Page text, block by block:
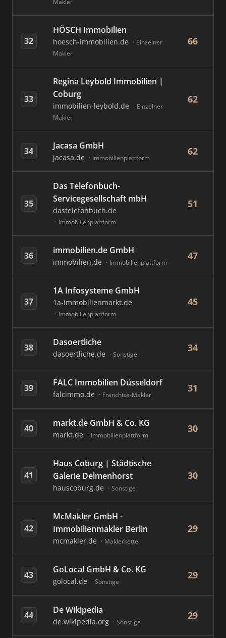
Makler
32
HÖSCH Immobilien
hoesch-immobilien.de
Einzelner
Makler
66
33
Regina Leybold Immobilien |
Coburg
immobilien-leybold.de
Einzelner
Makler
62
34 Jacasa GmbH
jacasa.de Immobilienplattform
62
35
Das Telefonbuch-
Servicegesellschaft mbH
dastelefonbuch.de
Immobilienplattform
51
36 immobilien.de GmbH
immobilien.de Immobilienplattform
47
37
1A Infosysteme GmbH
1a-immobilienmarkt.de
Immobilienplattform
45
38 Dasoertliche
dasoertliche.de Sonstige
34
39 FALC Immobilien Düsseldorf
falcimmo.de Franchise-Makler
31
40 markt.de GmbH & Co. KG
markt.de Immobilienplattform
30
41
Haus Coburg | Städtische
Galerie Delmenhorst
hauscoburg.de Sonstige
30
42
McMakler GmbH -
Immobilienmakler Berlin
mcmakler.de Maklerkette
29
43 GoLocal GmbH & Co. KG
golocal.de Sonstige
29
44 De Wikipedia
de.wikipedia.org Sonstige
29